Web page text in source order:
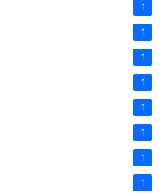
1
1
1
1
1
1
1
1